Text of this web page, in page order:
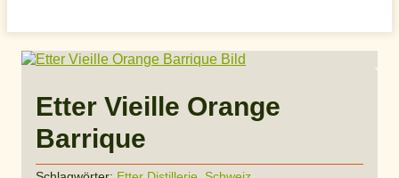
Craft Spirits Online Shop
Etter Vieille Orange
Barrique